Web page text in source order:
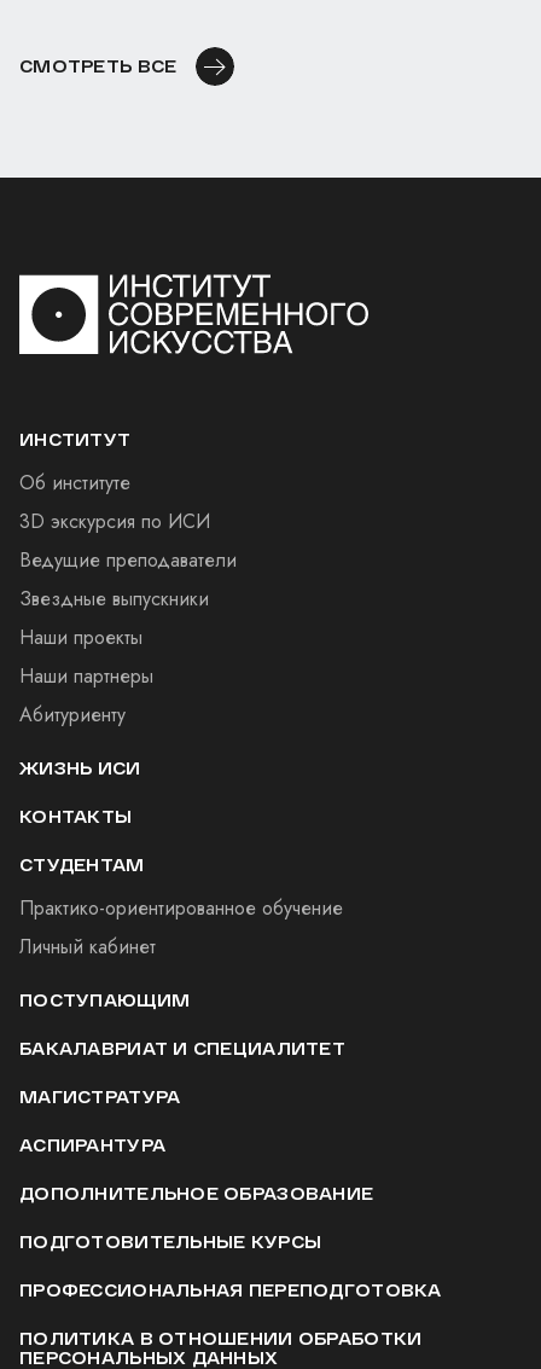
СМОТРЕТЬ ВСЕ
ИНСТИТУТ
Об институте
3D экскурсия по ИСИ
Ведущие преподаватели
Звездные выпускники
Наши проекты
Наши партнеры
Абитуриенту
ЖИЗНЬ ИСИ
КОНТАКТЫ
СТУДЕНТАМ
Практико-ориентированное обучение
Личный кабинет
ПОСТУПАЮЩИМ
БАКАЛАВРИАТ И СПЕЦИАЛИТЕТ
МАГИСТРАТУРА
АСПИРАНТУРА
ДОПОЛНИТЕЛЬНОЕ ОБРАЗОВАНИЕ
ПОДГОТОВИТЕЛЬНЫЕ КУРСЫ
ПРОФЕССИОНАЛЬНАЯ ПЕРЕПОДГОТОВКА
ПОЛИТИКА В ОТНОШЕНИИ ОБРАБОТКИ
ПЕРСОНАЛЬНЫХ ДАННЫХ